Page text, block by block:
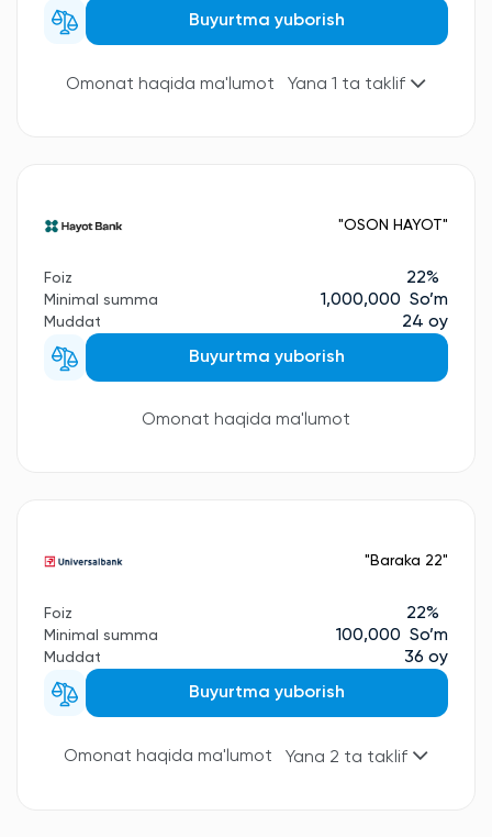
Buyurtma yuborish
Omonat haqida ma'lumot Yana 1 ta taklif
"OSON HAYOT"
Foiz 22%
Minimal summa 1,000,000 So’m
Muddat
24 oy
Buyurtma yuborish
Omonat haqida ma'lumot
"Baraka 22"
Foiz 22%
Minimal summa 100,000 So’m
Muddat
36 oy
Buyurtma yuborish
Omonat haqida ma'lumot Yana 2 ta taklif